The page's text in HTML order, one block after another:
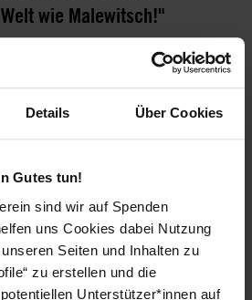
Details Über Cookies
Gutes tun!
sind wir auf Spenden
uns Cookies dabei Nutzung
Seiten und Inhalten zu
zu erstellen und die
Unterstützer*innen auf
wie Malewitsch!"
Siona und Miriyam Endale
Einwander*innen in der
mit Sängerin Betty.